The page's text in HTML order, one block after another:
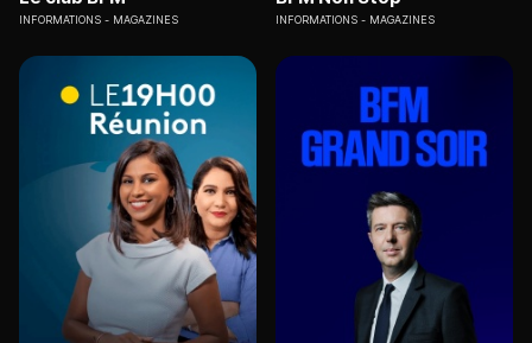
INFORMATIONS MAGAZINES INFORMATIONS MAGAZINES